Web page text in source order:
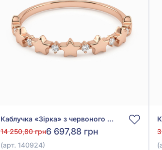
Каблучка «Зірка» з червоного золота 585° з фіанітом/куб.цирконієм, арт. 140924
14 250,80 грн6 697,88 грн
(арт. 140924)